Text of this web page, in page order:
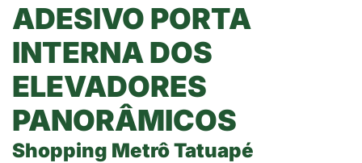
ADESIVO PORTA
INTERNA DOS
ELEVADORES
PANORÂMICOS
Shopping Metrô Tatuapé